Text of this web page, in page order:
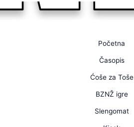
Početna
Časopis
Ćoše za Toše
BZNŽ igre
Slengomat